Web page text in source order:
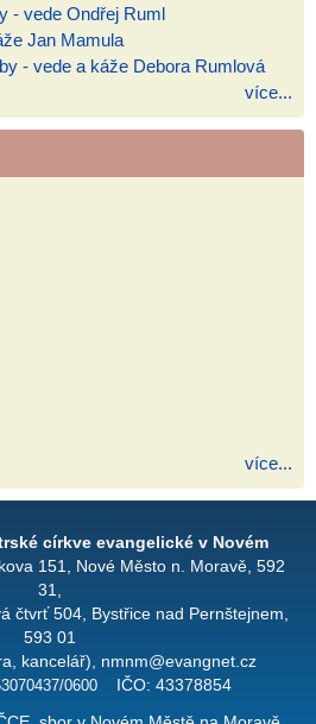
- vede Ondřej Ruml
Jan Mamula
- vede a káže Debora Rumlová
více...
více...
církve evangelické v Novém
151, Nové Město n. Moravě, 592
31,
čtvrť 504, Bystřice nad Pernštejnem,
593 01
kancelář), nmnm@evangnet.cz
0600 IČO: 43378854